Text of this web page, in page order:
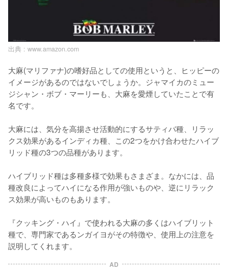
出典 : www.amazon.com
大麻(マリファナ)の嗜好品としての使用というと、ヒッピーの
イメージがあるのではないでしょうか。ジャマイカのミュー
ジシャン・ボブ・マーリーも、大麻を愛煙していたことで有
名です。
大麻には、気分を高揚させ活動的にするサティバ種、リラッ
クス効果があるインディカ種、この2つをかけ合わせたハイブ
リッド種の3つの品種があります。
ハイブリッド種は多種多様で効果もさまざま。なかには、品
種改良によってハイになる作用が強いものや、逆にリラック
ス効果が高いものもあります。
『クッキング・ハイ』で使われる大麻の多くはハイブリット
種で、専門家であるンガイヨがその特徴や、使用上の注意を
説明してくれます。
AD